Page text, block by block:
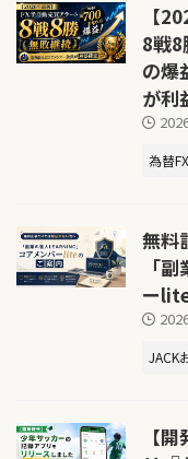
【
8戦
の爆
が利
為替FX
無料
「
ー
JACK
【